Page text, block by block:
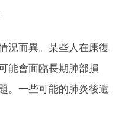
況而異。某些人在康復
能會面臨長期肺部損
。一些可能的肺炎後遺